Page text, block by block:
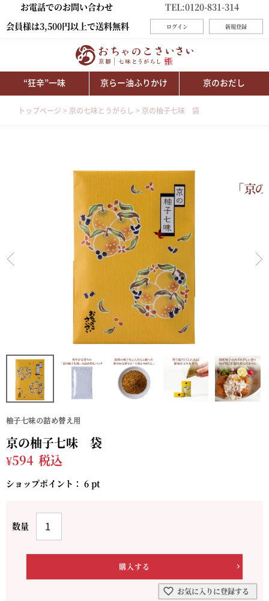
お電話でのお問い合わせ
TEL:0120-831-314
会員様は3,500円以上で送料無料
ログイン 新規登録
“狂辛”一味 京らー油ふりかけ 京のおだし
トップページ 京の七味とうがらし 京の柚子七味 袋
柚子七味の詰め替え用
京の柚子七味 袋
¥594 税込
ショップポイント： 6 pt
お気に入りに登録する